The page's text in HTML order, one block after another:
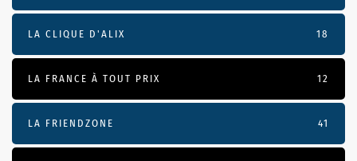
LA CLIQUE D'ALIX 18
LA FRANCE À TOUT PRIX 12
LA FRIENDZONE 41